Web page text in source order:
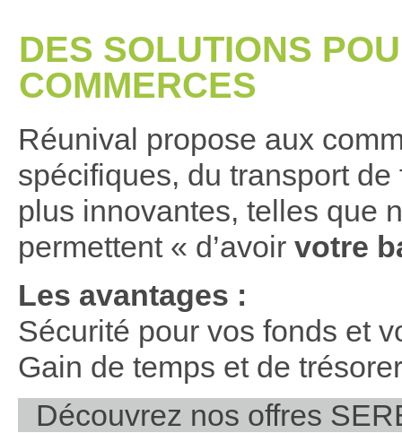
DES SOLUTIONS
COMMERCES
Réunival propose aux
spécifiques, du transport
plus innovantes, telles que
permettent « d’avoir votre
Les avantages :
Sécurité pour vos fonds et
Gain de temps et de
Découvrez nos offres